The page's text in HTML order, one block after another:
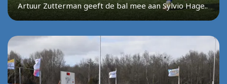
Artuur Zutterman geeft de bal mee aan Sylvio Hage..